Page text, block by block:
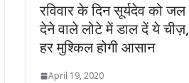
रविवार के दिन सूर्यदेव को जल
देने वाले लोटे में डाल दें ये चीज़,
हर मुश्किल होगी आसान
April 19, 2020